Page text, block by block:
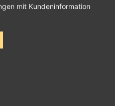
mit Kundeninformation